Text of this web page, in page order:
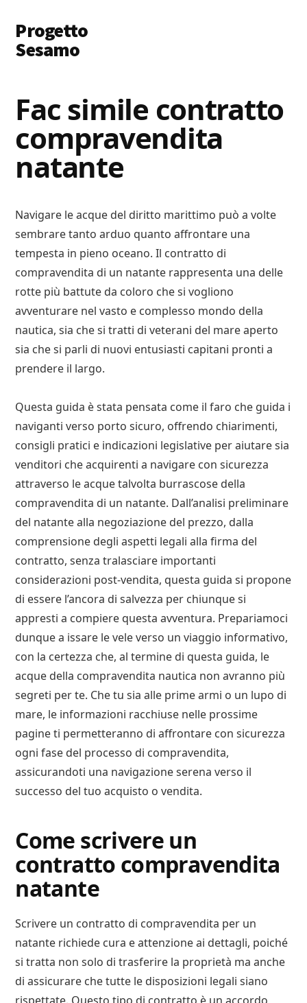
main
content
primary
sidebar
menu
Progetto
Sesamo
Porte
Soldi
e
Fac simile contratto
compravendita
natante
Navigare le acque del diritto marittimo può a volte
sembrare tanto arduo quanto affrontare una
tempesta in pieno oceano. Il contratto di
compravendita di un natante rappresenta una delle
rotte più battute da coloro che si vogliono
avventurare nel vasto e complesso mondo della
nautica, sia che si tratti di veterani del mare aperto
sia che si parli di nuovi entusiasti capitani pronti a
prendere il largo.
Questa guida è stata pensata come il faro che guida i
naviganti verso porto sicuro, offrendo chiarimenti,
consigli pratici e indicazioni legislative per aiutare sia
venditori che acquirenti a navigare con sicurezza
attraverso le acque talvolta burrascose della
compravendita di un natante. Dall’analisi preliminare
del natante alla negoziazione del prezzo, dalla
comprensione degli aspetti legali alla firma del
contratto, senza tralasciare importanti
considerazioni post-vendita, questa guida si propone
di essere l’ancora di salvezza per chiunque si
appresti a compiere questa avventura. Prepariamoci
dunque a issare le vele verso un viaggio informativo,
con la certezza che, al termine di questa guida, le
acque della compravendita nautica non avranno più
segreti per te. Che tu sia alle prime armi o un lupo di
mare, le informazioni racchiuse nelle prossime
pagine ti permetteranno di affrontare con sicurezza
ogni fase del processo di compravendita,
assicurandoti una navigazione serena verso il
successo del tuo acquisto o vendita.
Come scrivere un
contratto compravendita
natante
Scrivere un contratto di compravendita per un
natante richiede cura e attenzione ai dettagli, poiché
si tratta non solo di trasferire la proprietà ma anche
di assicurare che tutte le disposizioni legali siano